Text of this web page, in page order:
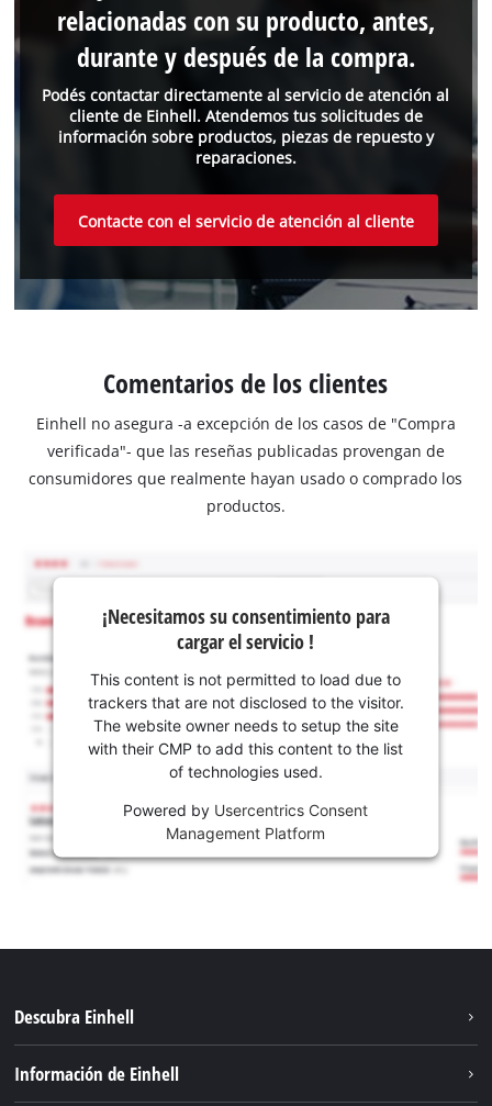
Podés contactar directamente al servicio de atención al
cliente de Einhell. Atendemos tus solicitudes de
información sobre productos, piezas de repuesto y
reparaciones.
relacionadas con su producto, antes,
durante y después de la compra.
Contacte con el servicio de atención al cliente
Comentarios de los clientes
Einhell no asegura -a excepción de los casos de "Compra
verificada"- que las reseñas publicadas provengan de
consumidores que realmente hayan usado o comprado los
productos.
¡Necesitamos su consentimiento para
cargar el servicio !
This content is not permitted to load due to
trackers that are not disclosed to the visitor.
The website owner needs to setup the site
with their CMP to add this content to the list
of technologies used.
Powered by Usercentrics Consent
Management Platform
Descubra Einhell
Información de Einhell